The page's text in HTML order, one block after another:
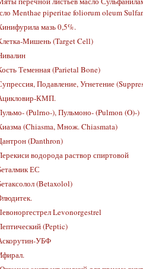
Menthae piperitae foliorum oleum
мазь 0,5%.
Мишень (Target Cell)
Теменная (Parietal Bone)
Подавление, Угнетение
КМП.
(Pulrno-), Пульмоно- (Pulmon (O)-)
(Chiasma, Множ. Chiasmata)
(Danthron)
водорода раствор спиртовой
ЕС
(Betaxolol)
Levonorgestrel
(Peptic)
УБФ